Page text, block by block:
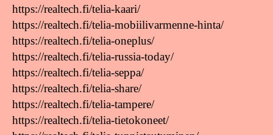
https://realtech.fi/telia-kaari/
https://realtech.fi/telia-mobiilivarmenne-hinta/
https://realtech.fi/telia-oneplus/
https://realtech.fi/telia-russia-today/
https://realtech.fi/telia-seppa/
https://realtech.fi/telia-share/
https://realtech.fi/telia-tampere/
https://realtech.fi/telia-tietokoneet/